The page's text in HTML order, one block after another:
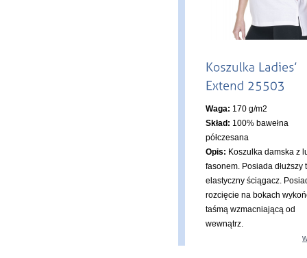
Waga: 170 g/m2
Skład: 100% bawełna
półczesana
Opis: Koszulka damska z
fasonem. Posiada dłuższy
elastyczny ściągacz.
rozcięcie na bokach
taśmą wzmacniającą od
wewnątrz.